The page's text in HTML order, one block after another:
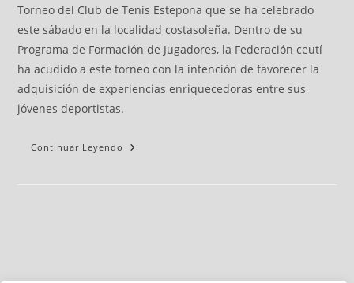
Torneo del Club de Tenis Estepona que se ha celebrado
este sábado en la localidad costasoleña. Dentro de su
Programa de Formación de Jugadores, la Federación ceutí
ha acudido a este torneo con la intención de favorecer la
adquisición de experiencias enriquecedoras entre sus
jóvenes deportistas.
Continuar Leyendo